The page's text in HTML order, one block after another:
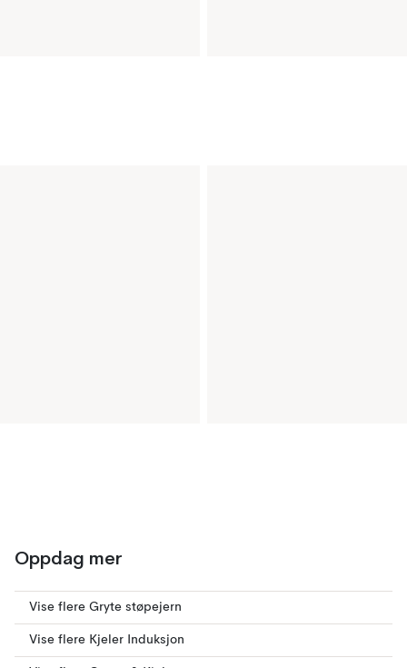
Oppdag mer
Vise flere Gryte støpejern
Vise flere Kjeler Induksjon